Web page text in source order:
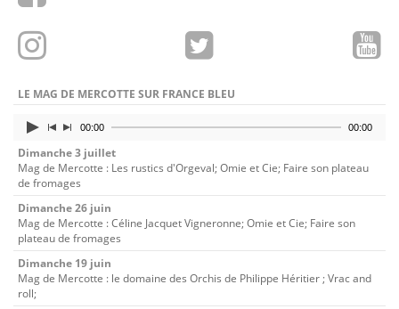
LE MAG DE MERCOTTE SUR FRANCE BLEU
00:00 00:00
Dimanche 3 juillet
Mag de Mercotte : Les rustics d'Orgeval; Omie et Cie; Faire son plateau
de fromages
Dimanche 26 juin
Mag de Mercotte : Céline Jacquet Vigneronne; Omie et Cie; Faire son
plateau de fromages
Dimanche 19 juin
Mag de Mercotte : le domaine des Orchis de Philippe Héritier ; Vrac and
roll;